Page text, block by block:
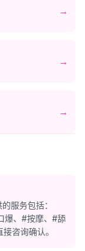
→
→
→
服务包括：
爆、#按摩、#舔
咨询确认。